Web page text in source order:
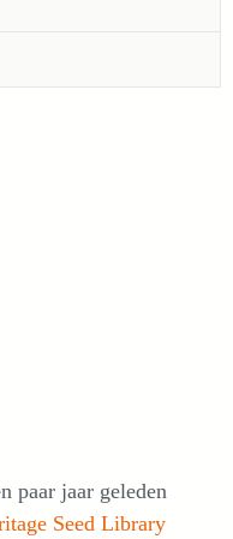
paar jaar geleden
Seed Library